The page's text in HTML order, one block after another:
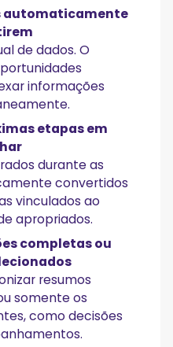
automaticamente
de dados. O
informações
etapas em
durante as
convertidos
vinculados ao
apropriados.
completas ou
resumos
somente os
como decisões